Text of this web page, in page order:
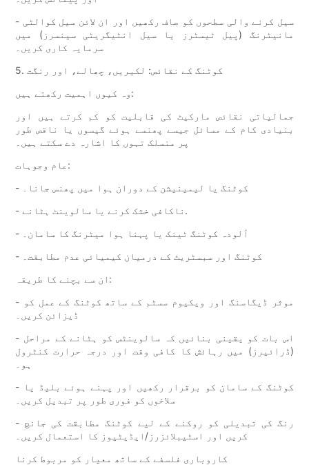
- سیل کرنے والی سطحوں کو صاف رکھیں اور ان لائن سیل کوالٹی
مانیٹرنگ (پیل ٹیسٹرز یا سیل انٹیگریٹی سینسرز) میں
سرمایہ کاری کریں۔
5. کوٹنگ کے نقائص: لکیریں، چھالے، اور رنگت
وہ کیوں اہمیت رکھتے ہیں:
جمالیاتی نقائص مارکیٹ کی قابلیت کو کم کرتے ہیں اور
بنیادی کام کے مسائل جیسے پھنسے ہوئے گیسوں یا ناقص طور
پر منسلک تہوں کا اشارہ دے سکتے ہیں۔
عام وجوہات:
- کوٹنگ یا لیمینیشن کے دوران ہوا میں پھنس جانا۔
- ناکافی خشک کرنے یا سالوینٹ ہٹانے.
- آلودہ کوٹنگ ٹینک یا پہنا ہوا میٹرنگ کا سامان۔
- کوٹنگ اور سبسٹریٹ کے درمیان کیمیائی عدم مطابقت۔
ان سے بچنے کا طریقہ:
- موثر ڈیگاسنگ اور ویکیوم سسٹم کے ساتھ کوٹنگ کے عمل کو
ڈیزائن کریں۔
- اس بات کو یقینی بنائیں کہ سالوینٹس کو ہٹانے کے مراحل
(ڈرائیرز) میں رہائش کا کافی وقت اور درجہ حرارت کنٹرول
ہو۔
- کوٹنگ کے سامان کو برقرار رکھیں اور پہنے ہوئے بلیڈ یا
سلاخوں کو فوری طور پر تبدیل کریں۔
- رنگ کی تبدیلی کو روکنے کے لیے کوٹنگ مطابقت کی جانچ
کریں اور اسٹیبلائزرز/ایڈیٹیوز کا استعمال کریں۔
کاروباری فلسفے کے ساتھ معیار کو مربوط کرنا